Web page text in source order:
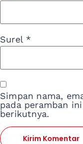
Surel *
Simpan nama,
pada peramban
berikutnya.